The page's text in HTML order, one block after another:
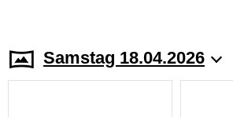
Samstag 18.04.2026